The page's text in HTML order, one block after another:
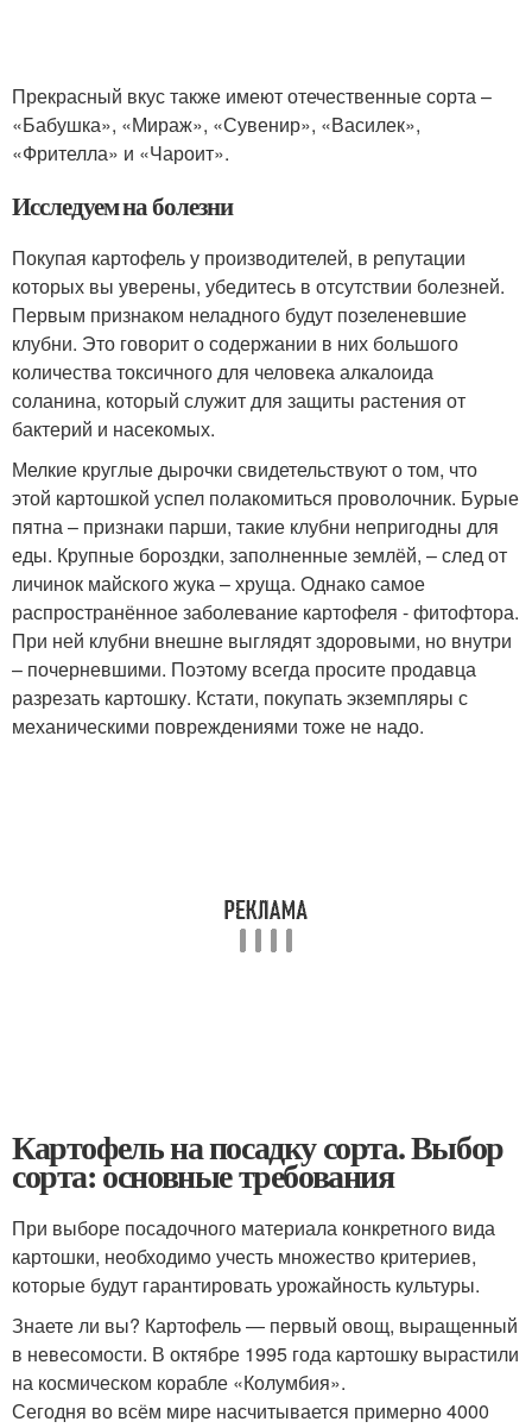
Прекрасный вкус также имеют отечественные сорта –
«Бабушка», «Мираж», «Сувенир», «Василек»,
«Фрителла» и «Чароит».
Исследуем на болезни
Покупая картофель у производителей, в репутации
которых вы уверены, убедитесь в отсутствии болезней.
Первым признаком неладного будут позеленевшие
клубни. Это говорит о содержании в них большого
количества токсичного для человека алкалоида
соланина, который служит для защиты растения от
бактерий и насекомых.
Мелкие круглые дырочки свидетельствуют о том, что
этой картошкой успел полакомиться проволочник. Бурые
пятна – признаки парши, такие клубни непригодны для
еды. Крупные бороздки, заполненные землёй, – след от
личинок майского жука – хруща. Однако самое
распространённое заболевание картофеля - фитофтора.
При ней клубни внешне выглядят здоровыми, но внутри
– почерневшими. Поэтому всегда просите продавца
разрезать картошку. Кстати, покупать экземпляры с
механическими повреждениями тоже не надо.
Картофель на посадку сорта. Выбор
сорта: основные требования
При выборе посадочного материала конкретного вида
картошки, необходимо учесть множество критериев,
которые будут гарантировать урожайность культуры.
Знаете ли вы? Картофель — первый овощ, выращенный
в невесомости. В октябре 1995 года картошку вырастили
на космическом корабле «Колумбия».
Сегодня во всём мире насчитывается примерно 4000